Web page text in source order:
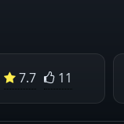
7.7 11